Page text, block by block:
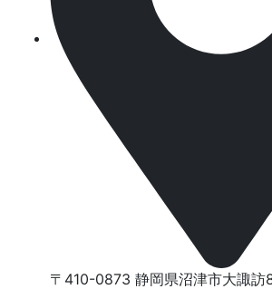
〒410-0873 静岡県沼津市⼤諏訪